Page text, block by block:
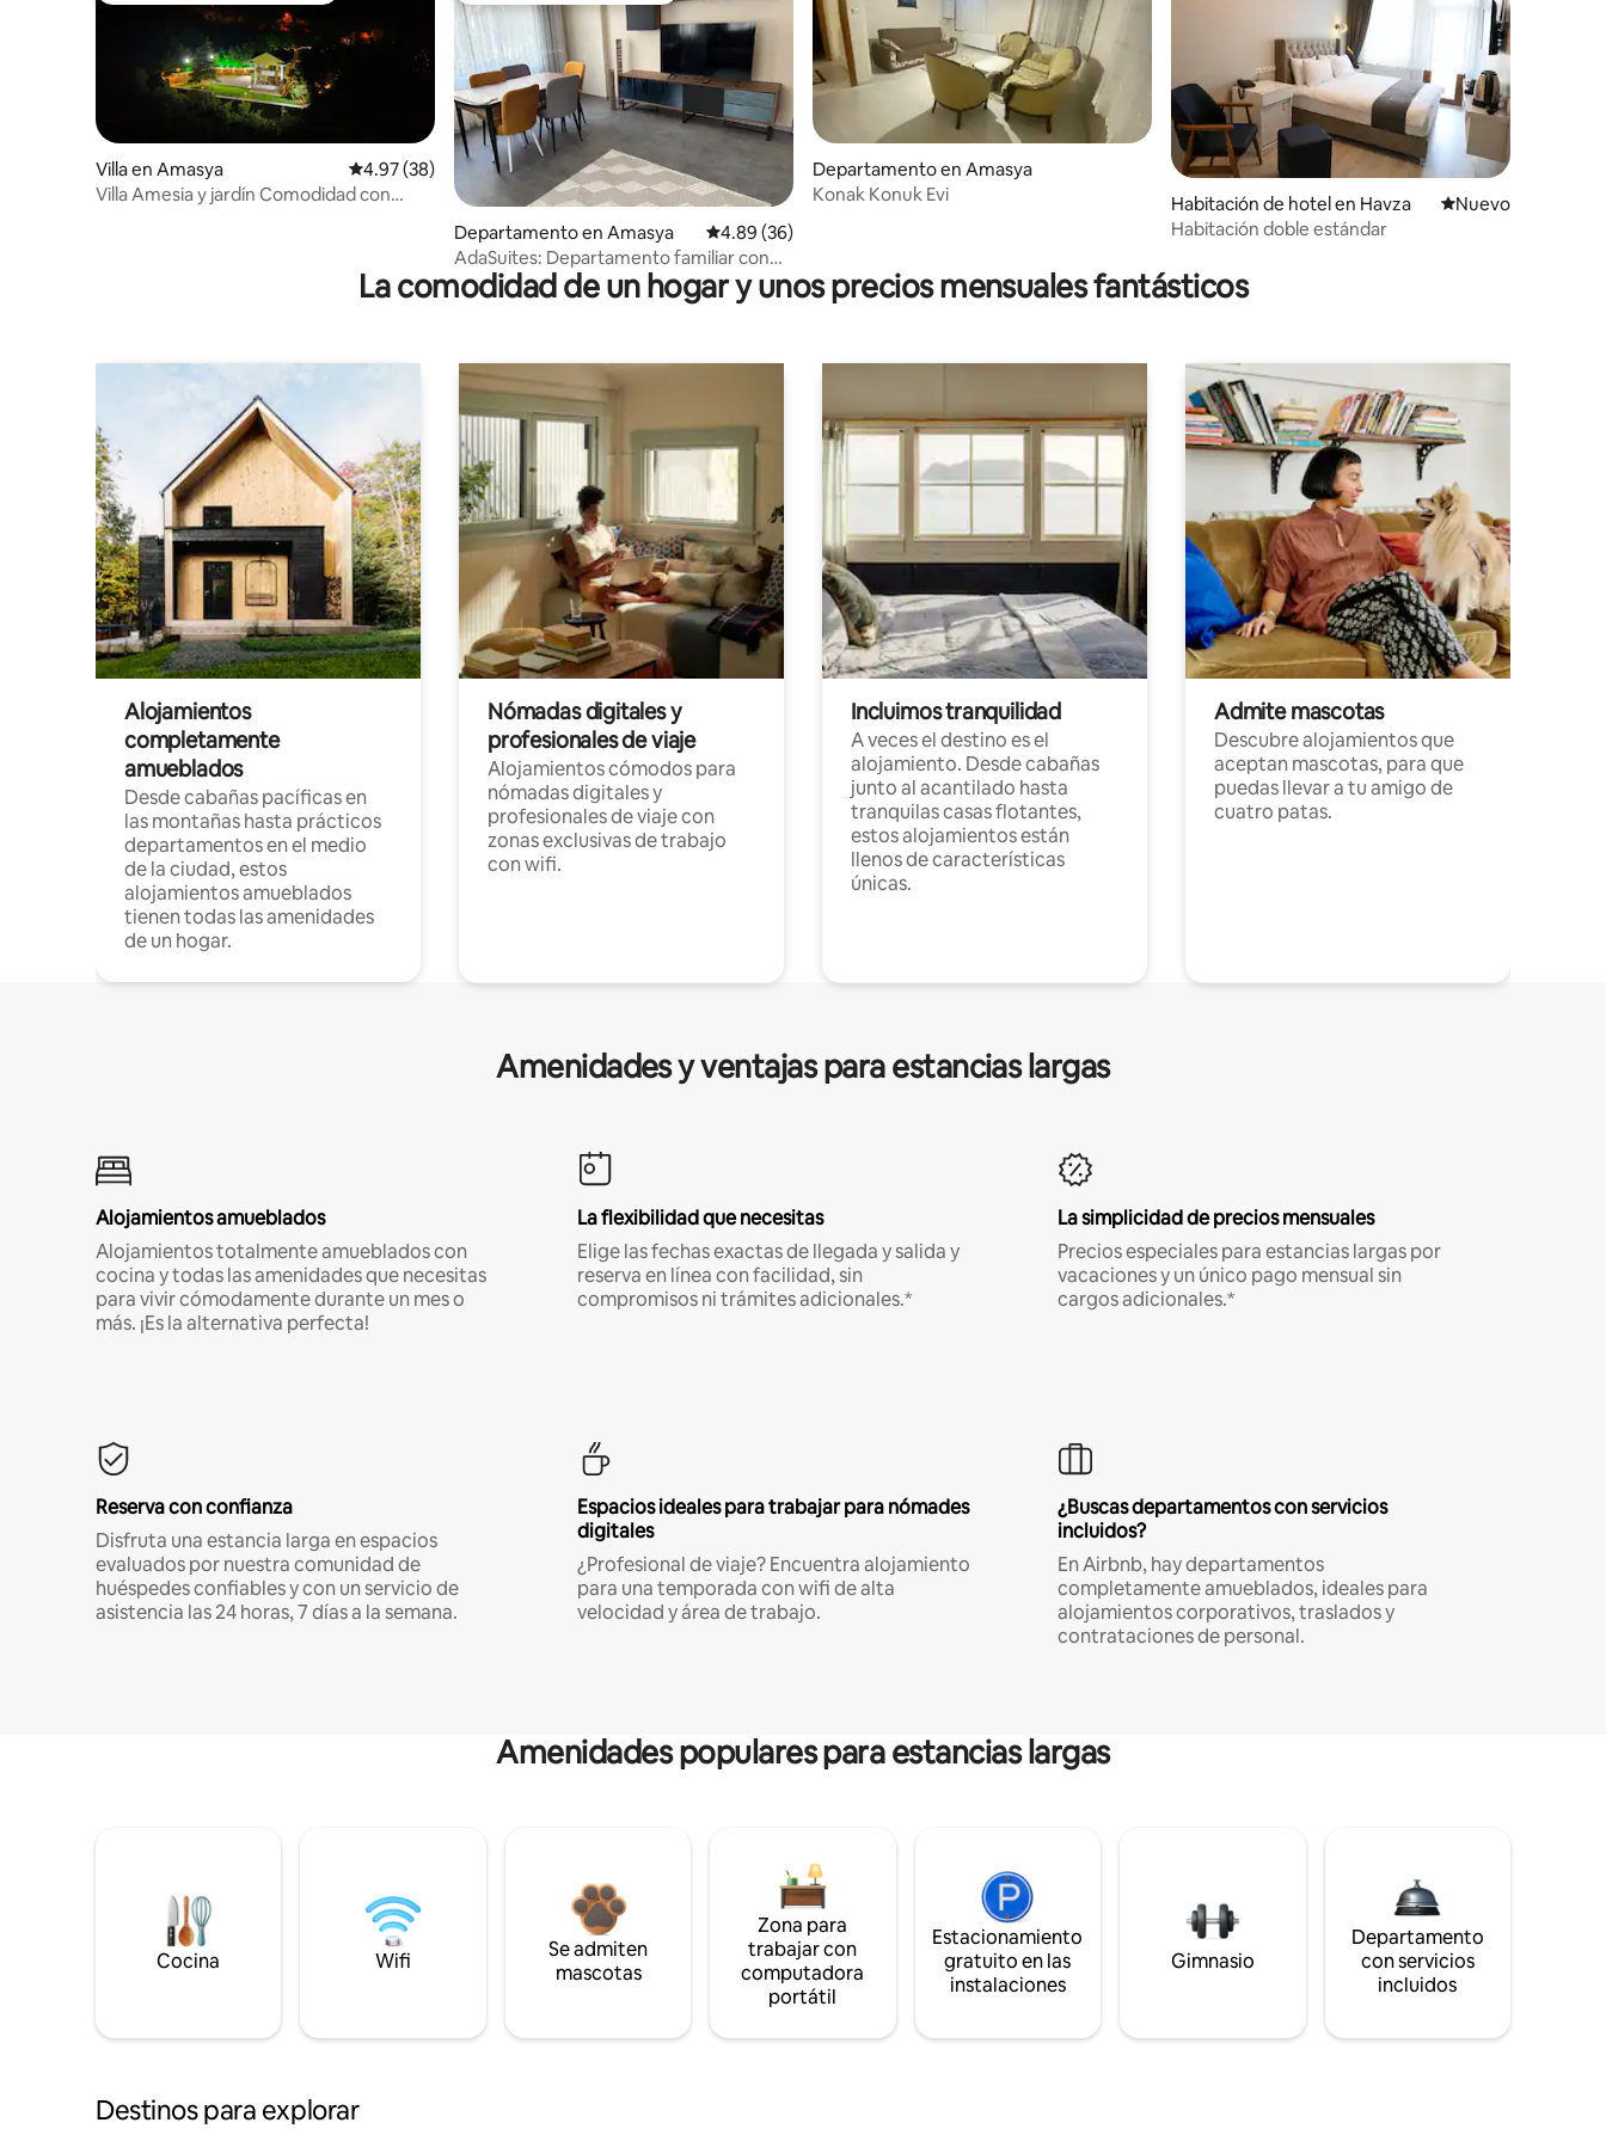
Villa en Amasya Calificación promedio: 4.97 de 5; 38 evaluaciones
4.97 (38)
Villa Amesia y jardín Comodidad con
Departamento en Amasya Calificación promedio: 4.89 de 5; 36 evaluaciones
4.89 (36)
AdaSuites: Departamento familiar con
balcón de 120 m²
Departamento en Amasya
Konak Konuk Evi
Habitación de hotel en Havza Nuevo alojamiento
Nuevo
Habitación doble estándar
La comodidad de un hogar y unos precios mensuales fantásticos
Alojamientos
completamente
amueblados
Desde cabañas pacíficas en
las montañas hasta prácticos
departamentos en el medio
de la ciudad, estos
alojamientos amueblados
tienen todas las amenidades
de un hogar.
Nómadas digitales y
profesionales de viaje
Alojamientos cómodos para
nómadas digitales y
profesionales de viaje con
zonas exclusivas de trabajo
con wifi.
Incluimos tranquilidad
A veces el destino es el
alojamiento. Desde cabañas
junto al acantilado hasta
tranquilas casas flotantes,
estos alojamientos están
llenos de características
únicas.
Admite mascotas
Descubre alojamientos que
aceptan mascotas, para que
puedas llevar a tu amigo de
cuatro patas.
Amenidades y ventajas para estancias largas
Alojamientos amueblados
Alojamientos totalmente amueblados con
cocina y todas las amenidades que necesitas
para vivir cómodamente durante un mes o
más. ¡Es la alternativa perfecta!
La flexibilidad que necesitas
Elige las fechas exactas de llegada y salida y
reserva en línea con facilidad, sin
compromisos ni trámites adicionales.*
La simplicidad de precios mensuales
Precios especiales para estancias largas por
vacaciones y un único pago mensual sin
cargos adicionales.*
Reserva con confianza
Disfruta una estancia larga en espacios
evaluados por nuestra comunidad de
huéspedes confiables y con un servicio de
asistencia las 24 horas, 7 días a la semana.
Espacios ideales para trabajar para nómades
digitales
¿Profesional de viaje? Encuentra alojamiento
para una temporada con wifi de alta
velocidad y área de trabajo.
¿Buscas departamentos con servicios
incluidos?
En Airbnb, hay departamentos
completamente amueblados, ideales para
alojamientos corporativos, traslados y
contrataciones de personal.
Amenidades populares para estancias largas
Cocina Wifi
Se admiten
mascotas
Zona para
trabajar con
computadora
portátil
Estacionamiento
gratuito en las
instalaciones
Gimnasio
Departamento
con servicios
incluidos
Destinos para explorar